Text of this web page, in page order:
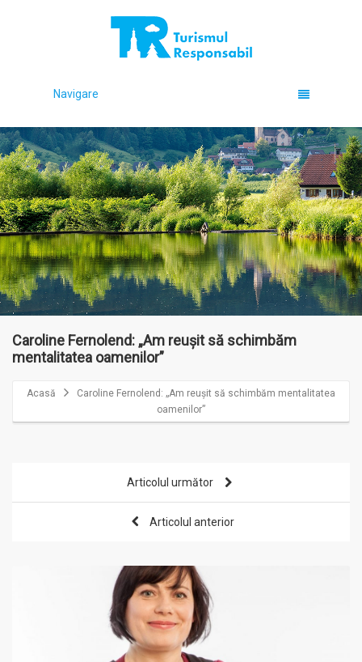
Navigare
Caroline Fernolend: „Am reușit să schimbăm
mentalitatea oamenilor”
Acasă
Caroline Fernolend: „Am reușit să schimbăm mentalitatea
oamenilor”
Articolul următor
Articolul anterior